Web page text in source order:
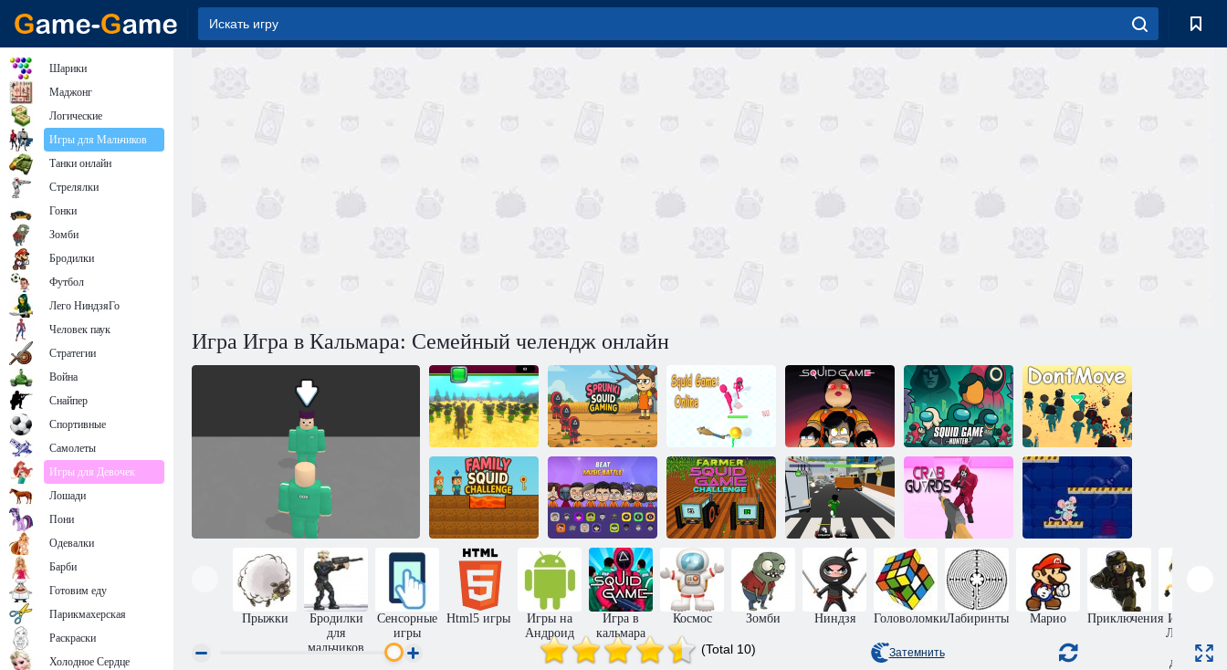
Игра Игра в Кальмара: Семейный челендж онлайн
Игра в
Кальмара:
Сахур
Спрунки
Кальмары
Игра в
Кальмара
онлайн
64 бита: Игра в
Кальмара
Игра в
Кальмара:
Охотник
Не двигайся
Игра в
кальмара:
Семейный
кальмар-
челлендж
Бит:
Музыкальная
битва
Игра в кальмар
Фермерский
вызов
Обби 456:
Выживание
снайпера в
Игре в
Кальмара
Крабовые
стражи
Сырная
лаборатория
Прыжки
Бродилки
для
мальчиков
Сенсорные
игры
Html5 игры
Игры на
Андроид
Игра в
кальмара
Космос Зомби Ниндзя ГоловоломкиЛабиринты Марио Приключения Игры на
Ловкость
для
девочек
(Total 10) Затемнить
Шарики
Маджонг
Логические
Игры для Мальчиков
Танки онлайн
Стрелялки
Гонки
Зомби
Бродилки
Футбол
Лего НиндзяГо
Человек паук
Стратегии
Война
Снайпер
Спортивные
Самолеты
Игры для Девочек
Лошади
Пони
Одевалки
Барби
Готовим еду
Парикмахерская
Раскраски
Холодное Сердце